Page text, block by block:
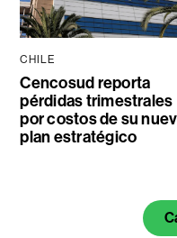
CHILE
Cencosud reporta
pérdidas trimestrales
por costos de su
plan estratégico